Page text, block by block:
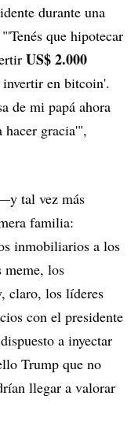
durante una
que hipotecar
US$ 2.000
en bitcoin'.
de mi papá ahora
hacer gracia'",
tal vez más
familia:
inmobiliarios a los
meme, los
claro, los líderes
con el presidente
a inyectar
Trump que no
llegar a valorar